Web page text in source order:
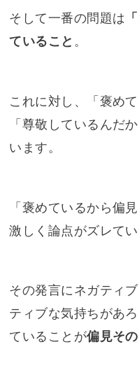
そして一番の問題は
ていること 。
これに対し、「褒め
「尊敬しているんだ
います。
「褒めているから偏
激しく論点がズレてい
その発言にネガティ
ティブな気持ちがあ
ていることが偏見そ